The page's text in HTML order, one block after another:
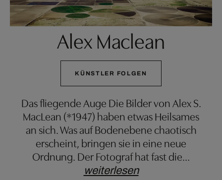
Alex Maclean
KÜNSTLER FOLGEN
Das fliegende Auge Die Bilder von Alex S.
MacLean (*1947) haben etwas Heilsames
an sich. Was auf Bodenebene chaotisch
erscheint, bringen sie in eine neue
Ordnung. Der Fotograf hat fast die…
weiterlesen